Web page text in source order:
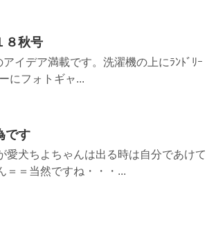
８秋号
イデア満載です。洗濯機の上にﾗﾝﾄﾞﾘｰ
にフォトギャ...
です
犬ちよちゃんは出る時は自分であけて
＝＝当然ですね・・・...